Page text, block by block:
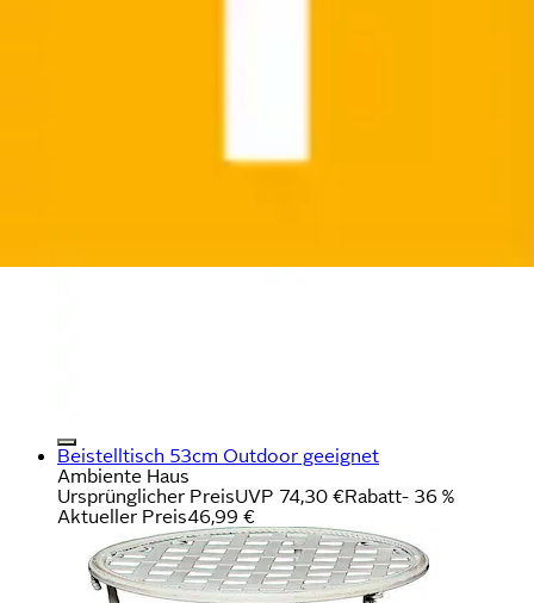
Beistelltisch 53cm Outdoor geeignet
Ambiente Haus
Ursprünglicher PreisUVP 74,30 €Rabatt- 36 %
Aktueller Preis46,99 €